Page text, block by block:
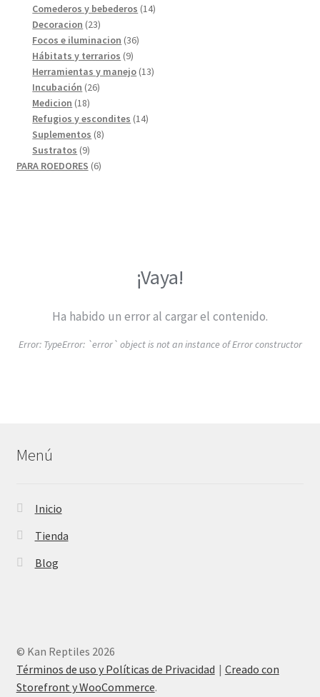
productos
Comederos y bebederos 1414
Decoracion 2323
productos
Focos e iluminacion 3636
Hábitats y terrarios 99
productos
Herramientas y manejo 1313
Incubación 2626
Medicion 1818
productos
Refugios y escondites 1414
Suplementos 88
Sustratos 99
productos
PARA ROEDORES 66
¡Vaya!
Ha habido un error al cargar el contenido.
Error: TypeError: `error` object is not an instance of Error constructor
Menú
Inicio
Tienda
Blog
© Kan Reptiles 2026
Términos de uso y Políticas de Privacidad
Creado con
Storefront y WooCommerce.